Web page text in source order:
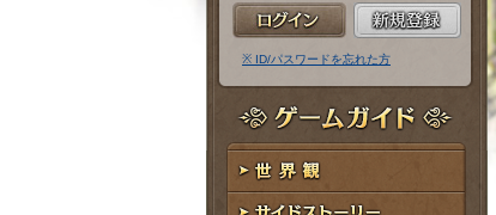
ル
ア
ド
レ
ス
パ
ス
ー
ド
※ ID/パスワードを忘れた方
ゲームガイド
世界観